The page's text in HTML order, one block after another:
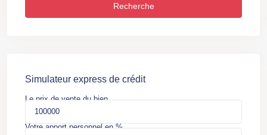
Recherche
Simulateur express de crédit
Le prix de vente du bien
Votre apport personnel en %